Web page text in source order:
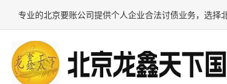
专业的北京要账公司提供个人企业合法讨债业务，选择